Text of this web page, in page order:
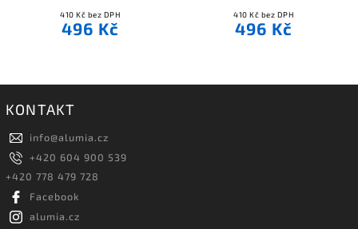
410 Kč bez DPH
496 Kč
410 Kč bez DPH
496 Kč
KONTAKT
info@alumia.cz
+420 604 900 539
+420 778 479 728
Facebook
alumia.cz